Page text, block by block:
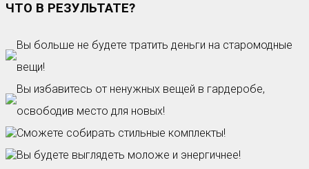
ЧТО В РЕЗУЛЬТАТЕ?
Вы больше не будете тратить деньги на старомодные
вещи!
Вы избавитесь от ненужных вещей в гардеробе,
освободив место для новых!
Сможете собирать стильные комплекты!
Вы будете выглядеть моложе и энергичнее!